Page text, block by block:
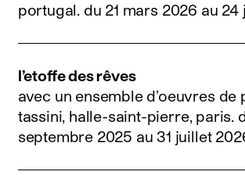
portugal. du 21 mars 2026 au 24
l’etoffe des rêves
avec un ensemble d’oeuvres de
tassini, halle-saint-pierre, paris.
septembre 2025 au 31 juillet